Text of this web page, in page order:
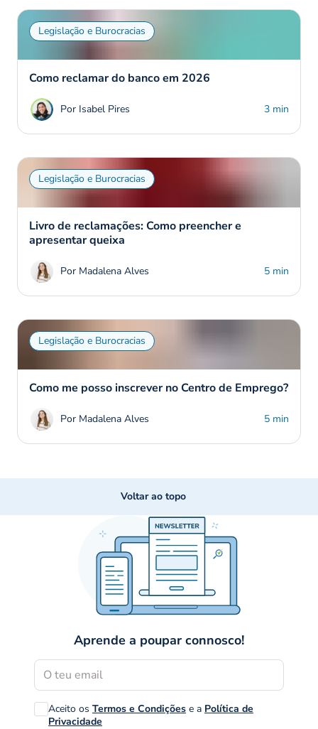
Legislação e Burocracias
Como reclamar do banco em 2026
Por Isabel Pires 3 min
Legislação e Burocracias
Livro de reclamações: Como preencher e
apresentar queixa
Por Madalena Alves 5 min
Legislação e Burocracias
Como me posso inscrever no Centro de Emprego?
Por Madalena Alves 5 min
Voltar ao topo
Aprende a poupar connosco!
Aceito os Termos e Condições e a Política de
Privacidade